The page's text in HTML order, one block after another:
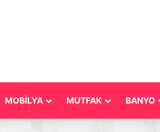
MOBİLYA MUTFAK BANYO